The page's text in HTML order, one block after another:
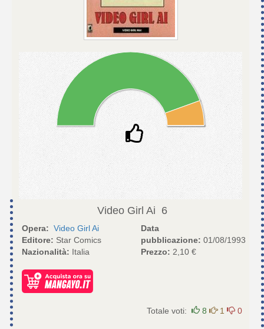
Video Girl Ai 6
Opera: Video Girl Ai
Editore: Star Comics
Nazionalità: Italia
Data
pubblicazione: 01/08/1993
Prezzo: 2,10 €
Totale voti: 8 1 0